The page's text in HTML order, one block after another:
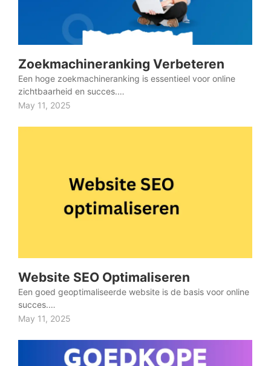
Zoekmachineranking Verbeteren
Een hoge zoekmachineranking is essentieel voor online
zichtbaarheid en succes.…
May 11, 2025
Website SEO Optimaliseren
Een goed geoptimaliseerde website is de basis voor online
succes.…
May 11, 2025